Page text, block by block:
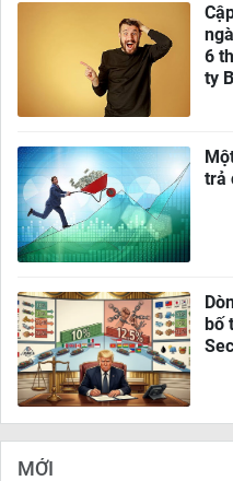
6
ty
trả
bố
MỚI